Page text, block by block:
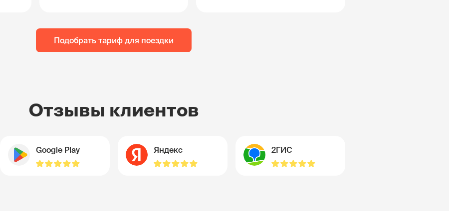
Подобрать тариф для поездки
Отзывы клиентов
Google Play Яндекс 2ГИС